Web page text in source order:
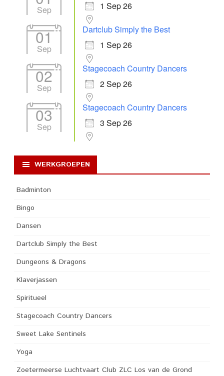
Sep
1 Sep 26
01
Sep
Dartclub Simply the Best
1 Sep 26
02
Sep
Stagecoach Country Dancers
2 Sep 26
03
Sep
Stagecoach Country Dancers
3 Sep 26
WERKGROEPEN
Badminton
Bingo
Dansen
Dartclub Simply the Best
Dungeons & Dragons
Klaverjassen
Spiritueel
Stagecoach Country Dancers
Sweet Lake Sentinels
Yoga
Zoetermeerse Luchtvaart Club ZLC Los van de Grond